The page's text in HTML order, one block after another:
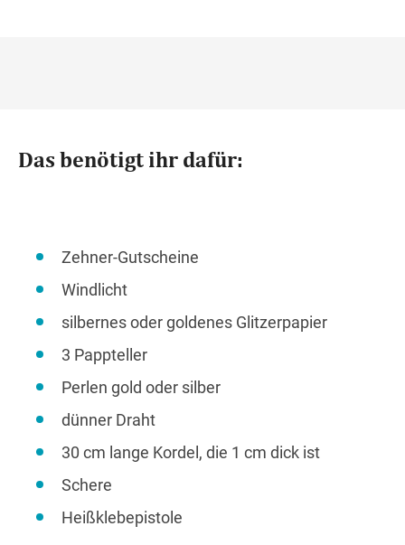
Das benötigt ihr dafür:
Zehner-Gutscheine
Windlicht
silbernes oder goldenes Glitzerpapier
3 Pappteller
Perlen gold oder silber
dünner Draht
30 cm lange Kordel, die 1 cm dick ist
Schere
Heißklebepistole